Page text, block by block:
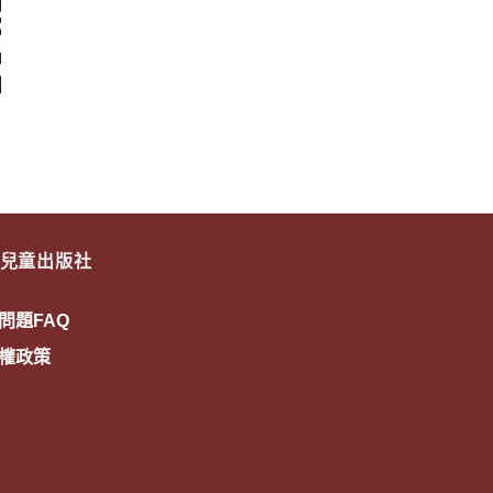
童出版社
題FAQ
政策